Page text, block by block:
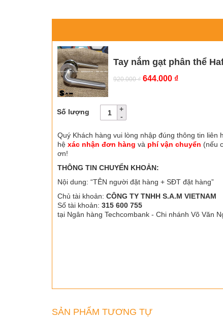
Tay nắm gạt phân thể
920.000₫ Giá
644.000 ₫Giá
Số lượng
Quý Khách hàng vui lòng nhập đúng thông tin liên
hệ xác nhận đơn hàng và phí vận chuyển (nếu
ơn!
THÔNG TIN CHUYỂN KHOẢN:
Nội dung: “TÊN người đặt hàng + SĐT đặt hàng”
Chủ tài khoản: CÔNG TY TNHH S.A.M VIETNAM
Số tài khoản: 315 600 755
tại Ngân hàng Techcombank - Chi nhánh Võ Văn
SẢN PHẨM TƯƠNG TỰ